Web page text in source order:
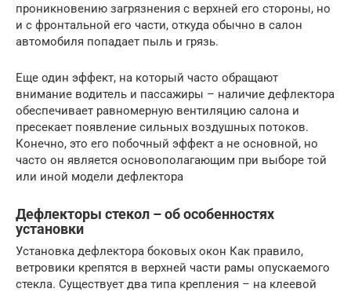
проникновению загрязнения с верхней его стороны, но
и с фронтальной его части, откуда обычно в салон
автомобиля попадает пыль и грязь.
Еще один эффект, на который часто обращают
внимание водитель и пассажиры – наличие дефлектора
обеспечивает равномерную вентиляцию салона и
пресекает появление сильных воздушных потоков.
Конечно, это его побочный эффект а не основной, но
часто он является основополагающим при выборе той
или иной модели дефлектора
Дефлекторы стекол – об особенностях
установки
Установка дефлектора боковых окон Как правило,
ветровики крепятся в верхней части рамы опускаемого
стекла. Существует два типа крепления – на клеевой